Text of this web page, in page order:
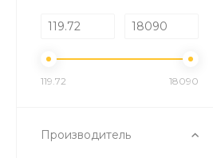
119.72 18090
Производитель